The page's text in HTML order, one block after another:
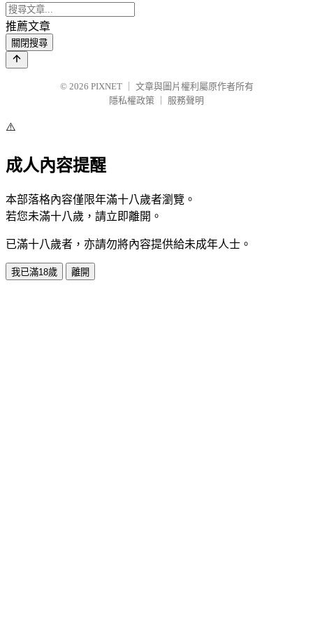
推薦文章
關閉搜尋
© 2026 PIXNET
文章與圖片權利屬原作者所有
隱私權政策
服務聲明
⚠️
成人內容提醒
本部落格內容僅限年滿十八歲者瀏覽。
若您未滿十八歲，請立即離開。
已滿十八歲者，亦請勿將內容提供給未成年人士。
我已滿18歲 離開